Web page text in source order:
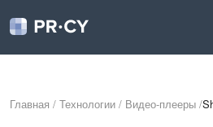
Главная / Технологии / Видео-плееры /